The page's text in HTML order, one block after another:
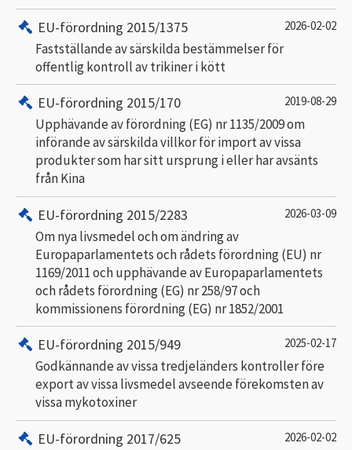
EU-förordning 2015/1375 2026-02-02
Fastställande av särskilda bestämmelser för
offentlig kontroll av trikiner i kött
EU-förordning 2015/170 2019-08-29
Upphävande av förordning (EG) nr 1135/2009 om
införande av särskilda villkor för import av vissa
produkter som har sitt ursprung i eller har avsänts
från Kina
EU-förordning 2015/2283 2026-03-09
Om nya livsmedel och om ändring av
Europaparlamentets och rådets förordning (EU) nr
1169/2011 och upphävande av Europaparlamentets
och rådets förordning (EG) nr 258/97 och
kommissionens förordning (EG) nr 1852/2001
EU-förordning 2015/949 2025-02-17
Godkännande av vissa tredjeländers kontroller före
export av vissa livsmedel avseende förekomsten av
vissa mykotoxiner
EU-förordning 2017/625 2026-02-02